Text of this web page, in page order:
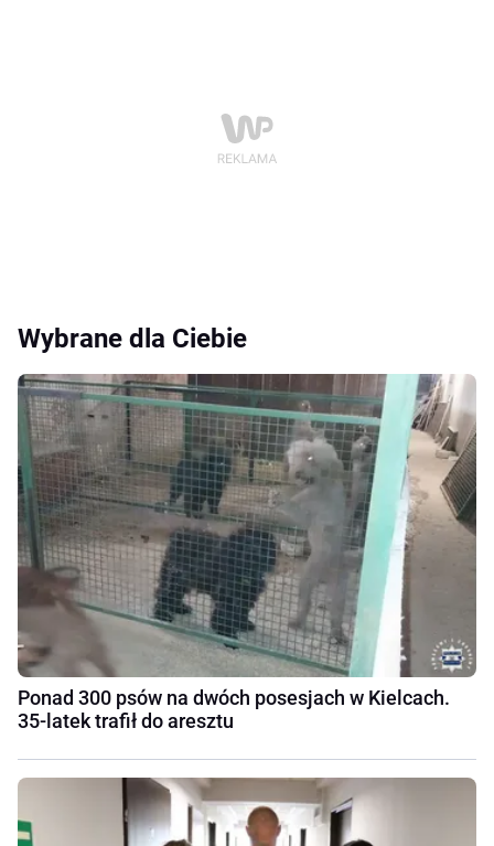
Wybrane dla Ciebie
Ponad 300 psów na dwóch posesjach w Kielcach.
35-latek trafił do aresztu